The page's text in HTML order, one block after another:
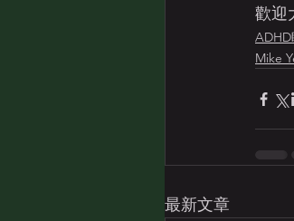
歡迎
ADHD
Mike
最新文章